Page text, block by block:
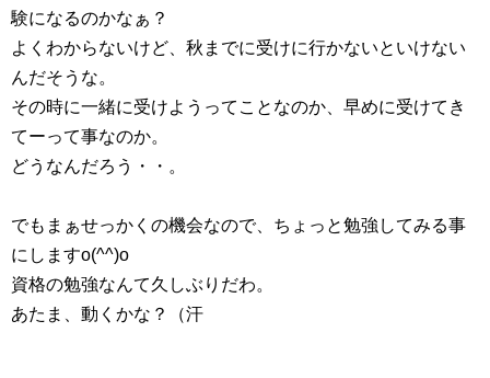
験になるのかなぁ？
よくわからないけど、秋までに受けに行かないといけない
んだそうな。
その時に一緒に受けようってことなのか、早めに受けてき
てーって事なのか。
どうなんだろう・・。
でもまぁせっかくの機会なので、ちょっと勉強してみる事
にしますo(^^)o
資格の勉強なんて久しぶりだわ。
あたま、動くかな？（汗